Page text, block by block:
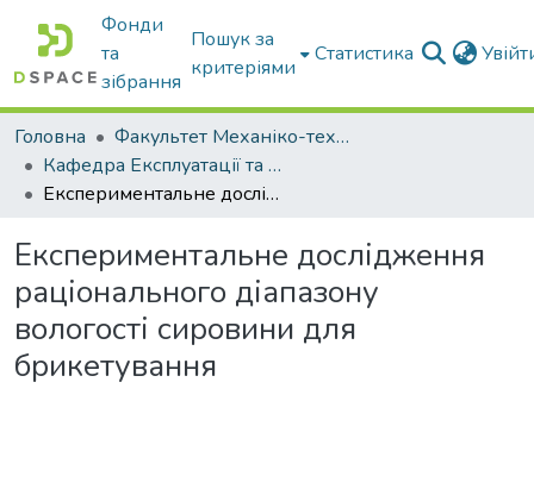
Фонди
та
зібрання
Пошук за
критеріями
Статистика
Головна
Факультет Механіко-технологічний
Кафедра Експлуатації та технічного сервісу машин
Експериментальне дослідження раціонального діапазону вологості сировини для брикетування
Експериментальне дослідження
раціонального діапазону
вологості сировини для
брикетування